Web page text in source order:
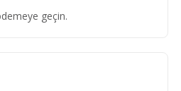
geçin.